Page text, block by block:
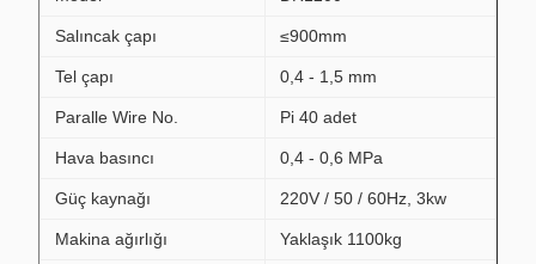
Salıncak çapı ≤900mm
Tel çapı 0,4 - 1,5 mm
Paralle Wire No. Pi 40 adet
Hava basıncı 0,4 - 0,6 MPa
Güç kaynağı 220V / 50 / 60Hz, 3kw
Makina ağırlığı Yaklaşık 1100kg